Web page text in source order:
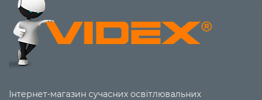
Інтернет-магазин сучасних освітлювальних